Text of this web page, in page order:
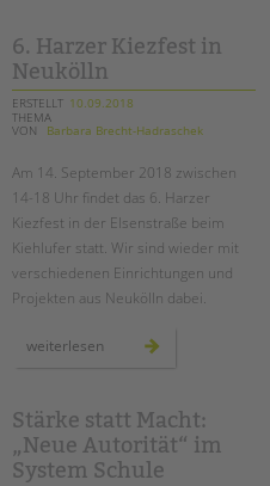
tag
–
erzieher*innen
gesucht!
6. Harzer Kiezfest in
Neukölln
ERSTELLT 10.09.2018
THEMA
VON
Barbara Brecht-Hadraschek
Am 14. September 2018 zwischen
14-18 Uhr findet das 6. Harzer
Kiezfest in der Elsenstraße beim
Kiehlufer statt. Wir sind wieder mit
verschiedenen Einrichtungen und
Projekten aus Neukölln dabei.
weiterlesen
Stärke statt Macht:
„Neue Autorität“ im
System Schule